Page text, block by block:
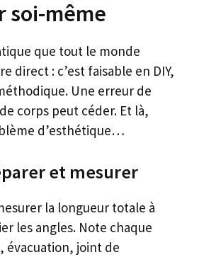
soi-même
que tout le monde
direct : c’est faisable en DIY,
Une erreur de
corps peut céder. Et là,
d’esthétique…
et mesurer
la longueur totale à
les angles. Note chaque
évacuation, joint de